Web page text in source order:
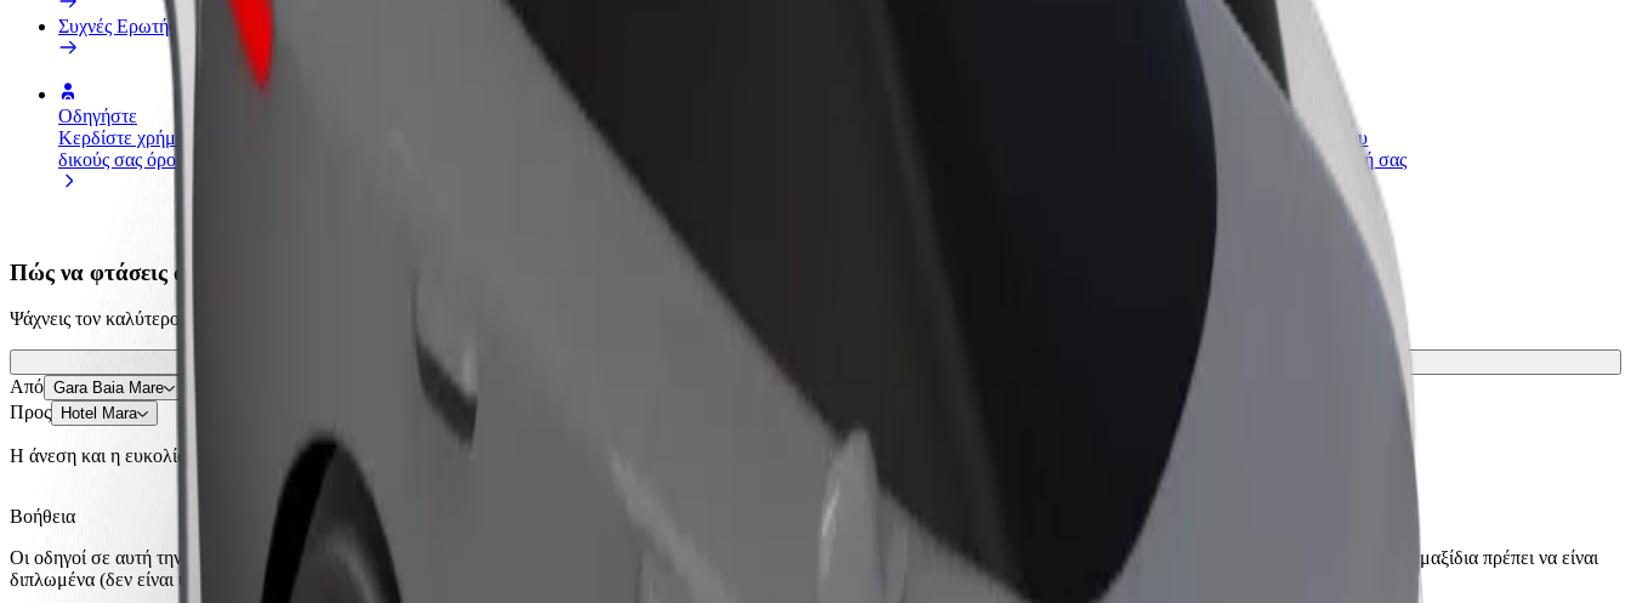
Συχνές Ερωτήσεις
Οδηγήστε
Κερδίστε χρήματα με τους
δικούς σας όρους
Προσθήκη εστιατορίου ή
καταστήματος
Πλησιάστε περισσότερους πελάτες
και αυξήστε τα κέρδη σας
Bolt for Business
Προϊόντα και υπηρεσίες Bolt που
κλιμακώνονται για την επιχείρησή σας
Πώς να φτάσεις από Gara Baia Mare σε Hotel Mara
Ψάχνεις τον καλύτερο τρόπο να φτάσεις από Gara Baia Mare σε Hotel Mara; Εξερεύνησε τις υπηρεσίες μας και βρες την ιδανική για το ταξίδι σου.
Αποκτήστε την εφαρμογή
Από Gara Baia Mare
Προς Hotel Mara
Η άνεση και η ευκολία λίγα κλικ μακριά!
Βοήθεια
Οι οδηγοί σε αυτή την κατηγορία μπορούν να βοηθήσουν ηλικιωμένους και άτομα με αναπηρία. Αν έχετε ειδικά αιτήματα, ενημερώστε τον οδηγό πριν την παραλαβή. Τα αναπηρικά αμαξίδια πρέπει να είναι
διπλωμένα (δεν είναι υπηρεσία WAV).